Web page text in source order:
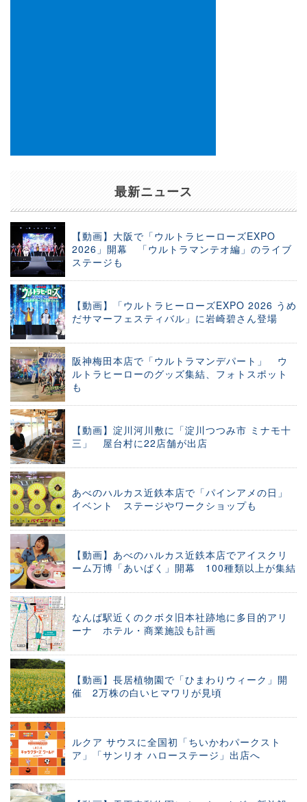
最新ニュース
【動画】大阪で「ウルトラヒーローズEXPO
2026」開幕 「ウルトラマンテオ編」のライブ
ステージも
【動画】「ウルトラヒーローズEXPO 2026 うめ
だサマーフェスティバル」に岩崎碧さん登場
阪神梅田本店で「ウルトラマンデパート」 ウ
ルトラヒーローのグッズ集結、フォトスポット
も
【動画】淀川河川敷に「淀川つつみ市 ミナモ十
三」 屋台村に22店舗が出店
あべのハルカス近鉄本店で「パインアメの日」
イベント ステージやワークショップも
【動画】あべのハルカス近鉄本店でアイスクリ
ーム万博「あいぱく」開幕 100種類以上が集結
なんば駅近くのクボタ旧本社跡地に多目的アリ
ーナ ホテル・商業施設も計画
【動画】長居植物園で「ひまわりウィーク」開
催 2万株の白いヒマワリが見頃
ルクア サウスに全国初「ちいかわパークスト
ア」「サンリオ ハローステージ」出店へ